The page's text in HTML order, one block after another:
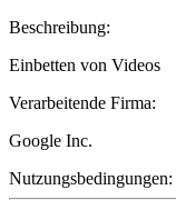
Beschreibung:
Einbetten von Videos
Verarbeitende Firma:
Google Inc.
Nutzungsbedingungen: